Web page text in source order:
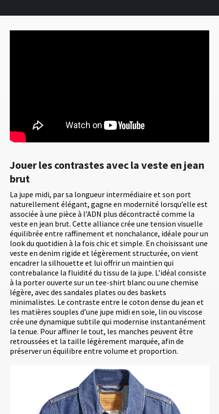
Jouer les contrastes avec la veste en jean
brut
La jupe midi, par sa longueur intermédiaire et son port
naturellement élégant, gagne en modernité lorsqu’elle est
associée à une pièce à l’ADN plus décontracté comme la
veste en jean brut. Cette alliance crée une tension visuelle
équilibrée entre raffinement et nonchalance, idéale pour un
look du quotidien à la fois chic et simple. En choisissant une
veste en denim rigide et légèrement structurée, on vient
encadrer la silhouette et lui offrir un maintien qui
contrebalance la fluidité du tissu de la jupe. L’idéal consiste
à la porter ouverte sur un tee-shirt blanc ou une chemise
légère, avec des sandales plates ou des baskets
minimalistes. Le contraste entre le coton dense du jean et
les matières souples d’une jupe midi en soie, lin ou viscose
crée une dynamique subtile qui modernise instantanément
la tenue. Pour affiner le tout, les manches peuvent être
retroussées et la taille légèrement marquée, afin de
préserver un équilibre entre volume et proportion.